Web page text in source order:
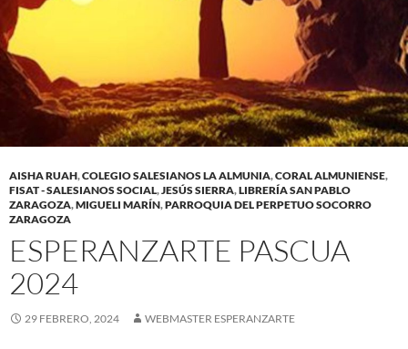
AISHA RUAH,COLEGIO SALESIANOS LA ALMUNIA,CORAL ALMUNIENSE,
FISAT - SALESIANOS SOCIAL,JESÚS SIERRA,LIBRERÍA SAN PABLO
ZARAGOZA,MIGUELI MARÍN,PARROQUIA DEL PERPETUO SOCORRO
ZARAGOZA
ESPERANZARTE PASCUA
2024
29 FEBRERO, 2024 WEBMASTER ESPERANZARTE